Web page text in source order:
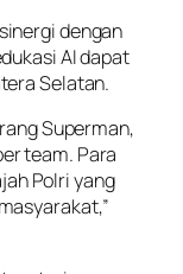
dengan
AI dapat
Selatan.
Superman,
team. Para
Polri yang